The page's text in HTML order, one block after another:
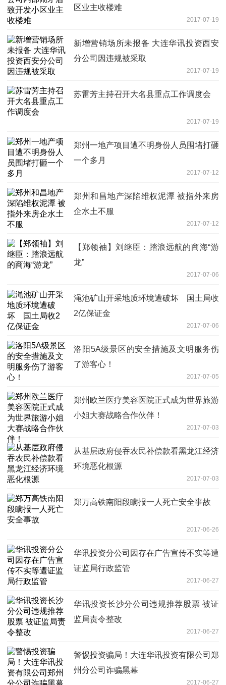
区业主收楼难
2017-07-19
新增营销场所未报备 大连华讯投资西安
分公司因违规被采取
2017-07-19
苏雷芳主持召开大名县重点工作调度会
2017-07-19
郑州一地产项目遭不明身份人员围堵打砸
一个多月
2017-07-12
郑州和昌地产深陷维权泥潭 被指外来房
企水土不服
2017-07-12
【郑领袖】刘继臣：踏浪远航的商海“游
龙”
2017-07-06
渑池矿山开采地质环境遭破坏 国土局收
2亿保证金
2017-07-06
洛阳5A级景区的安全措施及文明服务伤
了游客心！
2017-07-05
郑州欧兰医疗美容医院正式成为世界旅游
小姐大赛战略合作伙伴！
2017-07-03
从基层政府侵吞农民补偿款看黑龙江经济
环境恶化根源
2017-07-03
郑万高铁南阳段瞒报一人死亡安全事故
2017-06-26
华讯投资分公司因存在广告宣传不实等遭
证监局行政监管
2017-06-27
华讯投资长沙分公司违规推荐股票 被证
监局责令整改
2017-06-27
警惕投资骗局！大连华讯投资有限公司郑
州分公司诈骗黑幕
2017-06-27